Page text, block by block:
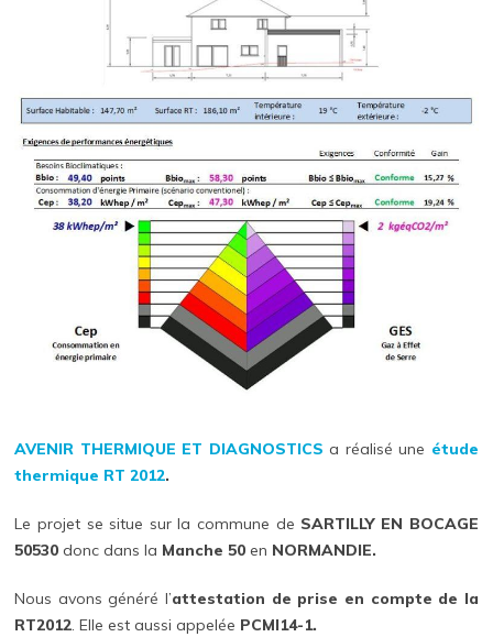
AVENIR THERMIQUE ET DIAGNOSTICS a réalisé une étude
thermique RT 2012.
Le projet se situe sur la commune de SARTILLY EN BOCAGE
50530 donc dans la Manche 50en NORMANDIE.
Nous avons généré l’attestation de prise en compte de la
RT2012. Elle est aussi appelée PCMI14-1.